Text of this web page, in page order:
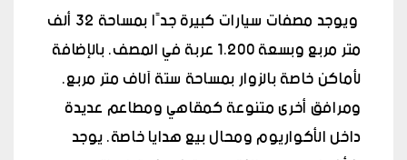
ويوجد مصفات سيارات كبيرة جدًا بمساحة 32 ألف
متر مربع وبسعة 1.200 عربة في المصف. بالإضافة
لأماكن خاصة بالزوار بمساحة ستة آلاف متر مربع.
ومرافق أخرى متنوعة كمقاهي ومطاعم عديدة
داخل الأكواريوم ومحال بيع هدايا خاصة. يوجد